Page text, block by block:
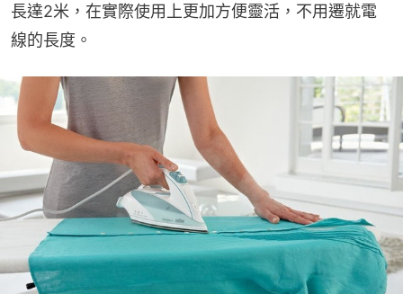
長達2米，在實際使用上更加方便靈活，不用遷就電
線的長度。